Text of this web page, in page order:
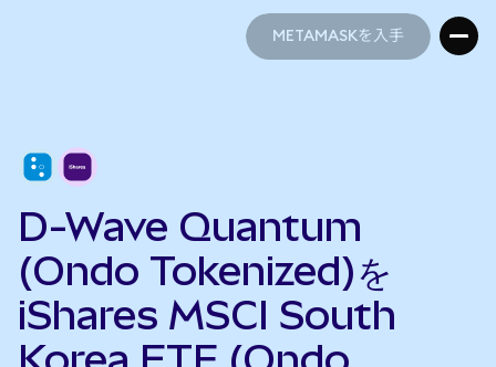
METAMASKを入手
D-Wave Quantum
(Ondo Tokenized)を
iShares MSCI South